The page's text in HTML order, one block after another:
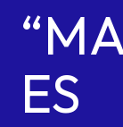
ES